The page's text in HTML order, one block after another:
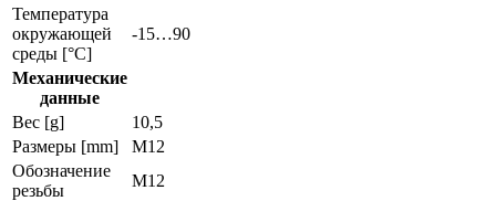
Температура
окружающей
среды [°C]
-15…90
Механические
данные
Вес [g]
10,5
Размеры [mm]
M12
Обозначение
резьбы
M12